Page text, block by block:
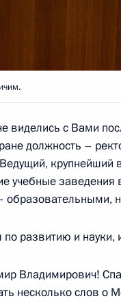
Садовничим
образовании
МГУ
виделись с Вами
должность –
Ведущий,
учебные заведения
образовательными,
развитию и
Владимирович!
несколько слов о